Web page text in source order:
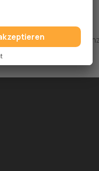
festlegen. Diese
und die
von ihnen näher